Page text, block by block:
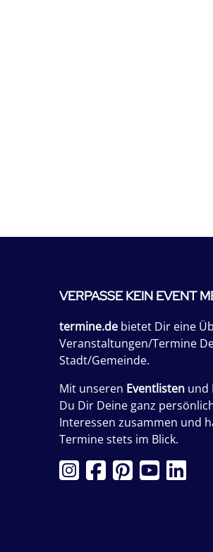
VERPASSE KEIN EVENT
termine.de bietet Dir eine
Veranstaltungen/Termine
Stadt/Gemeinde.
Mit unseren Eventlisten und
Du Dir Deine ganz
Interessen zusammen und
Termine stets im Blick.